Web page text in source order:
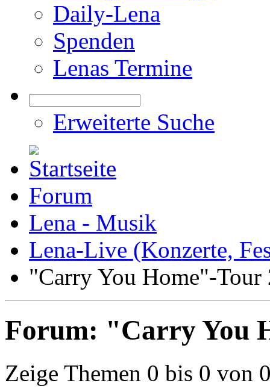
Daily-Lena
Spenden
Lenas Termine
Erweiterte Suche
Forum
Lena - Musik
Lena-Live (Konzerte,
"Carry You Home"-Tour
Forum: "Carry You
Zeige Themen 0 bis 0 von